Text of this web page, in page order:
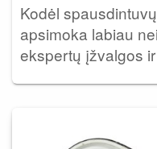
Kodėl
apsimoka labiau
ekspertų įžvalgos